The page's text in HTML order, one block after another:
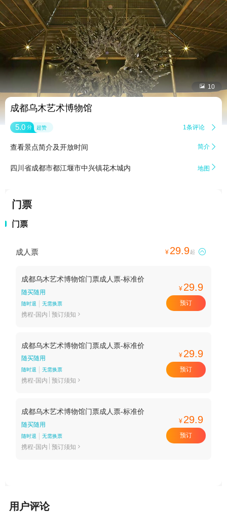
 10
成都乌木艺术博物馆
5.0 分 超赞 1条评论 
查看景点简介及开放时间 简介 
四川省成都市都江堰市中兴镇花木城内 地图 
门票
门票
成人票 ¥ 29.9起 
成都乌木艺术博物馆门票成人票-标准价
随买随用
随时退 无需换票
携程-国内 预订须知 
¥ 29.9
预订
成都乌木艺术博物馆门票成人票-标准价
随买随用
随时退 无需换票
携程-国内 预订须知 
¥ 29.9
预订
成都乌木艺术博物馆门票成人票-标准价
随买随用
随时退 无需换票
携程-国内 预订须知 
¥ 29.9
预订
用户评论
